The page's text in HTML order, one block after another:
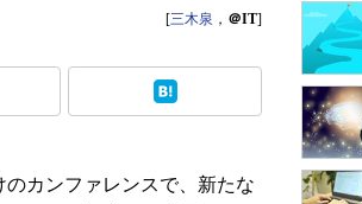
Master of IP Network
Security & Trust
[三木泉 ， ＠IT]
カンファレンスで、新たな